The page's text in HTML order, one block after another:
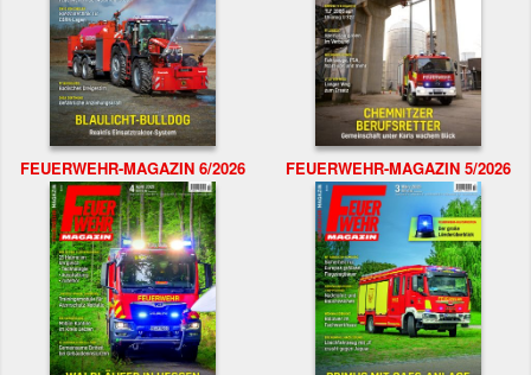
FEUERWEHR-MAGAZIN 6/2026 FEUERWEHR-MAGAZIN 5/2026